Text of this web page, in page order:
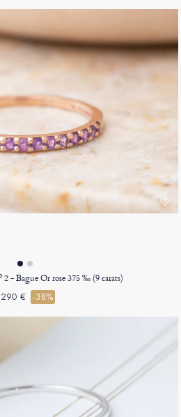
2 - Bague Or rose 375 ‰ (9 carats)
290 € -38%